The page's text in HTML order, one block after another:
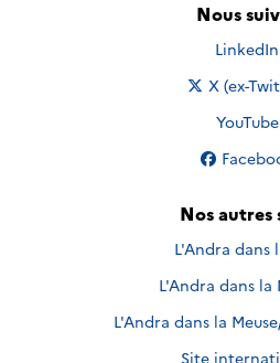
Nous
Nous
LinkedIn
Nous
X (ex-
Nous
YouTube
Nous
Nos autres
L'Andra dans
L'Andra dans la
L'Andra dans la
Site